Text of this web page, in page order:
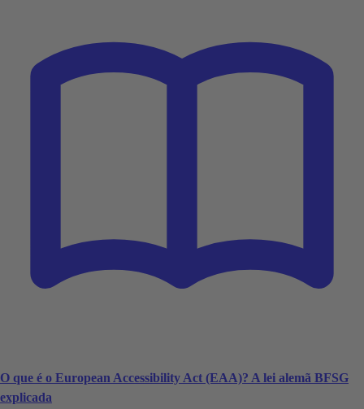
O que é o European Accessibility Act (EAA)? A lei alemã BFSG
explicada